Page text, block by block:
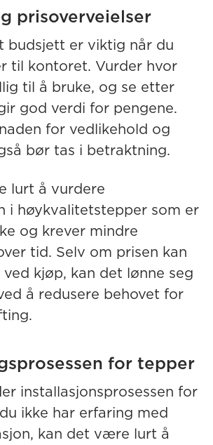
prisoverveielser
budsjett er viktig når du
til kontoret. Vurder hvor
til å bruke, og se etter
god verdi for pengene.
for vedlikehold og
bør tas i betraktning.
lurt å vurdere
i høykvalitetstepper som er
og krever mindre
tid. Selv om prisen kan
kjøp, kan det lønne seg
å redusere behovet for
for tepper
installasjonsprosessen for
ikke har erfaring med
kan det være lurt å